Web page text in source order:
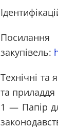
закупівель:
Технічні та
та
1 — Папір